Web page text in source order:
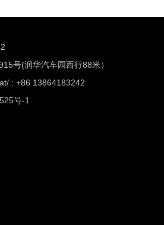
号(润华汽车园西行88米）
:+86 13864183242
号-1